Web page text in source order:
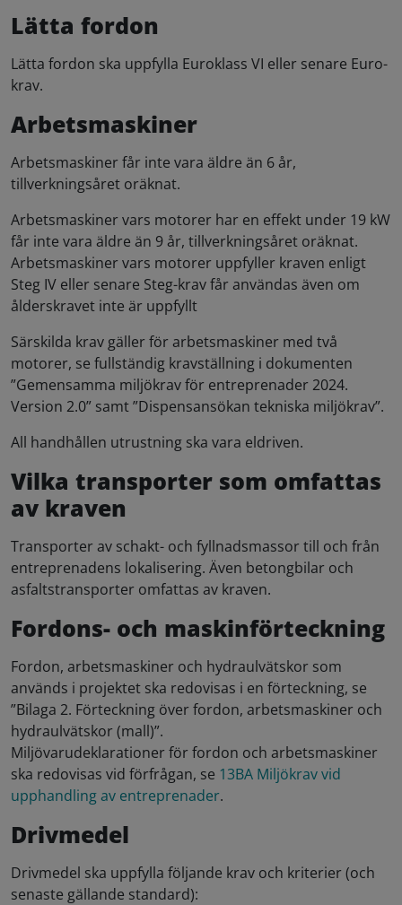
Lätta fordon
Lätta fordon ska uppfylla Euroklass VI eller senare Euro-
krav.
Arbetsmaskiner
Arbetsmaskiner får inte vara äldre än 6 år,
tillverkningsåret oräknat.
Arbetsmaskiner vars motorer har en effekt under 19 kW
får inte vara äldre än 9 år, tillverkningsåret oräknat.
Arbetsmaskiner vars motorer uppfyller kraven enligt
Steg IV eller senare Steg-krav får användas även om
ålderskravet inte är uppfyllt
Särskilda krav gäller för arbetsmaskiner med två
motorer, se fullständig kravställning i dokumenten
”Gemensamma miljökrav för entreprenader 2024.
Version 2.0” samt ”Dispensansökan tekniska miljökrav”.
All handhållen utrustning ska vara eldriven.
Vilka transporter som omfattas
av kraven
Transporter av schakt- och fyllnadsmassor till och från
entreprenadens lokalisering. Även betongbilar och
asfaltstransporter omfattas av kraven.
Fordons- och maskinförteckning
Fordon, arbetsmaskiner och hydraulvätskor som
används i projektet ska redovisas i en förteckning, se
”Bilaga 2. Förteckning över fordon, arbetsmaskiner och
hydraulvätskor (mall)”.
Miljövarudeklarationer för fordon och arbetsmaskiner
ska redovisas vid förfrågan, se 13BA Miljökrav vid
upphandling av entreprenader.
Drivmedel
Drivmedel ska uppfylla följande krav och kriterier (och
senaste gällande standard):